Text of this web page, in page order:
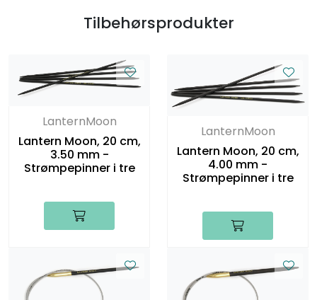
Tilbehørsprodukter
LanternMoon
Lantern Moon, 20 cm,
3.50 mm -
Strømpepinner i tre
LanternMoon
Lantern Moon, 20 cm,
4.00 mm -
Strømpepinner i tre